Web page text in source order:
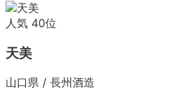
人気 40位
天美
山口県 / 長州酒造